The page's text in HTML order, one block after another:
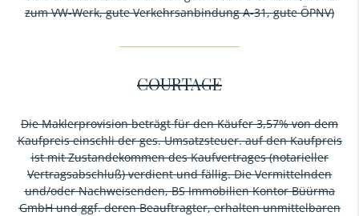
zum VW-Werk, gute Verkehrsanbindung A-31, gute ÖPNV)
COURTAGE
Die Maklerprovision beträgt für den Käufer 3,57% von dem
Kaufpreis einschli der ges. Umsatzsteuer. auf den Kaufpreis
ist mit Zustandekommen des Kaufvertrages (notarieller
Vertragsabschluß) verdient und fällig. Die Vermittelnden
und/oder Nachweisenden, BS Immobilien Kontor Büürma
GmbH und ggf. deren Beauftragter, erhalten unmittelbaren